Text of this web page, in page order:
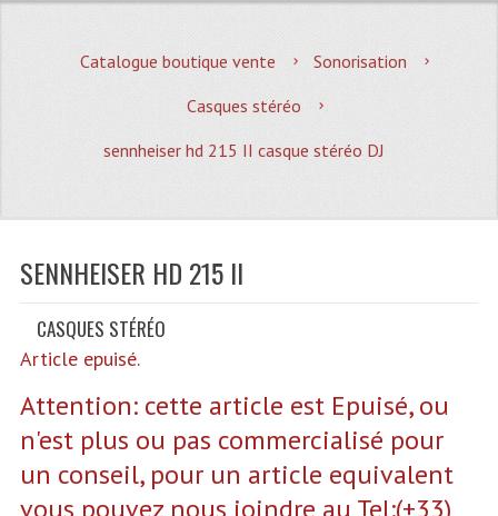
MAGASIN
Quoi De Neuf?
Promotions
Faire Votre Devis
CATÉGORIES
Catalogue boutique vente
Sonorisation
Casques stéréo
sennheiser hd 215 II casque stéréo DJ
SENNHEISER HD 215 II
CASQUES STÉRÉO
Article epuisé.
Attention: cette article est Epuisé, ou
n'est plus ou pas commercialisé pour
un conseil, pour un article equivalent
vous pouvez nous joindre au Tel:(+33)